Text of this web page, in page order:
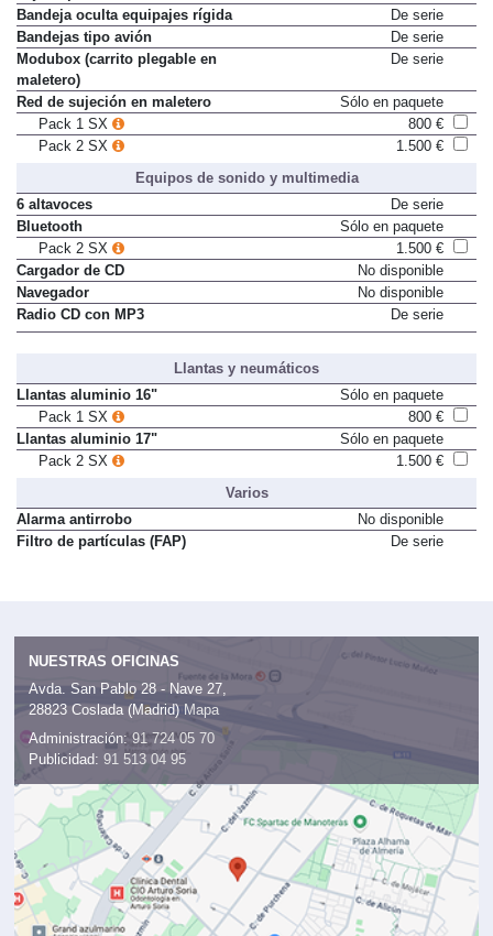
Bandeja oculta equipajes rígida
De serie
Bandejas tipo avión
De serie
Modubox (carrito plegable en
maletero)
De serie
Red de sujeción en maletero
Sólo en paquete
Pack 1 SX
800 €
Pack 2 SX
1.500 €
Equipos de sonido y multimedia
6 altavoces
De serie
Bluetooth
Sólo en paquete
Pack 2 SX
1.500 €
Cargador de CD
No disponible
Navegador
No disponible
Radio CD con MP3
De serie
Llantas y neumáticos
Llantas aluminio 16"
Sólo en paquete
Pack 1 SX
800 €
Llantas aluminio 17"
Sólo en paquete
Pack 2 SX
1.500 €
Varios
Alarma antirrobo
No disponible
Filtro de partículas (FAP)
De serie
NUESTRAS OFICINAS
Avda. San Pablo 28 - Nave 27,
28823 Coslada (Madrid) Mapa
Administración: 91 724 05 70
Publicidad: 91 513 04 95